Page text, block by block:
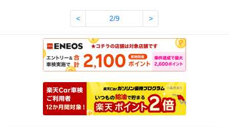
< 2/9 >